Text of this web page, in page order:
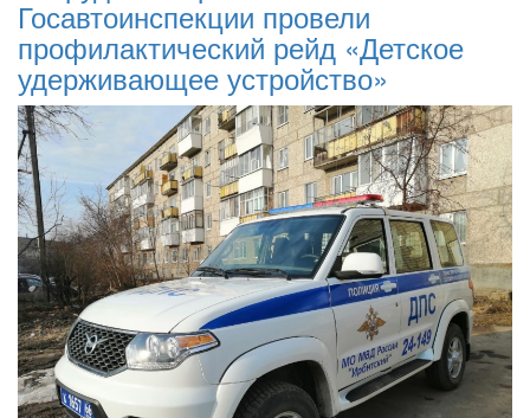
Госавтоинспекции провели
профилактический рейд «Детское
удерживающее устройство»